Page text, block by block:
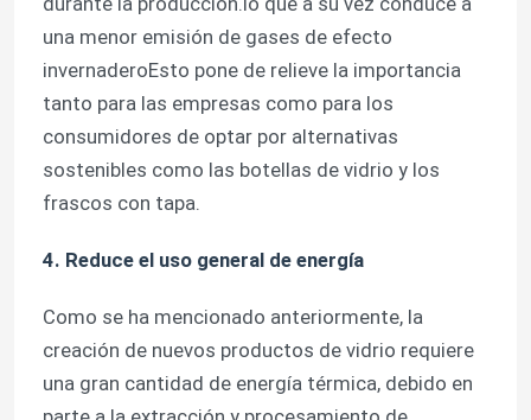
una menor emisión de gases de efecto
invernaderoEsto pone de relieve la importancia
tanto para las empresas como para los
consumidores de optar por alternativas
sostenibles como las botellas de vidrio y los
frascos con tapa.
4. Reduce el uso general de energía
Como se ha mencionado anteriormente, la
creación de nuevos productos de vidrio requiere
una gran cantidad de energía térmica, debido en